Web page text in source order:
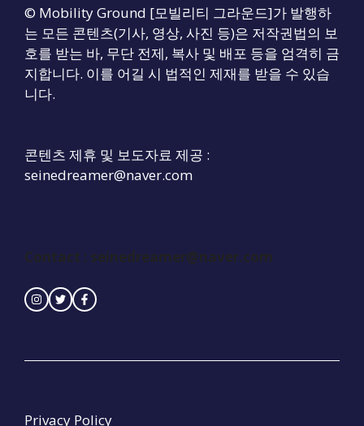
© Mobility Ground [모빌리티 그라운드]가 발행하
는 모든 콘텐츠(기사, 영상, 사진 등)은 저작권법의 보
호를 받는 바, 무단 전제, 복사 및 배포 등을 엄격히 금
지합니다. 이를 어길 시 법적인 제재를 받을 수 있습
니다.
콘텐츠 제휴 및 보도자료 제공 :
seinedreamer@naver.com
Contact : seinedreamer@naver.com
Privacy Policy